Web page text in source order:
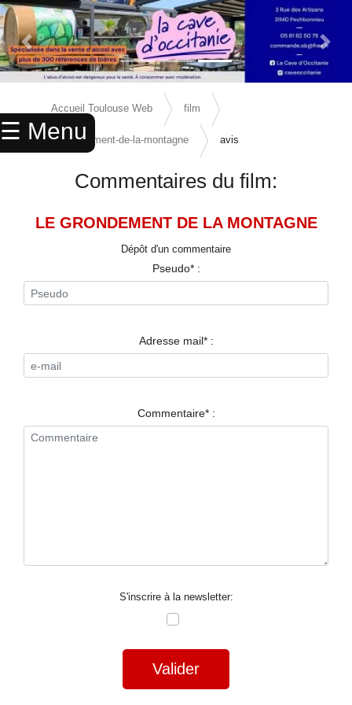
☰ Menu
× ACCUEIL
ANNUAIRE
CINEMA
SPORTS
RESTAURANTS
NUIT
Previous Slide Next
Accueil Toulouse Web film
le-grondement-de-la-montagne avis
Commentaires du film:
LE GRONDEMENT DE LA MONTAGNE
Dépôt d'un commentaire
Pseudo* :
Adresse mail* :
Commentaire* :
S'inscrire à la newsletter:
Valider